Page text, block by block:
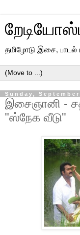
தமிழோடு இசை, பாடல்
Sunday, September
இசைஞானி -
"ஸ்நேக வீடு"